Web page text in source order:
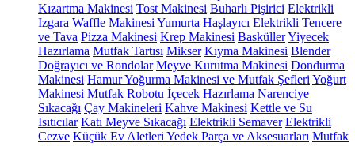
Kızartma Makinesi Tost Makinesi Buharlı Pişirici Elektrikli
Izgara Waffle Makinesi Yumurta Haşlayıcı Elektrikli Tencere
ve Tava Pizza Makinesi Krep Makinesi BasküllerYiyecek
Hazırlama Mutfak Tartısı Mikser Kıyma Makinesi Blender
Doğrayıcı ve Rondolar Meyve Kurutma Makinesi Dondurma
Makinesi Hamur Yoğurma Makinesi ve Mutfak Şefleri Yoğurt
Makinesi Mutfak Robotu İçecek Hazırlama Narenciye
Sıkacağı Çay Makineleri Kahve Makinesi Kettle ve Su
Isıtıcılar Katı Meyve Sıkacağı Elektrikli Semaver Elektrikli
Cezve Küçük Ev Aletleri Yedek Parça ve Aksesuarları Mutfak